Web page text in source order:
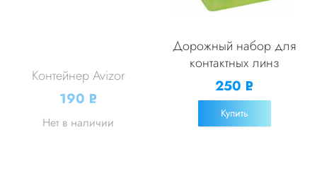
Контейнер Avizor
190 Р
Нет в наличии
Дорожный набор для
контактных линз
250 Р
УБ.
Купить